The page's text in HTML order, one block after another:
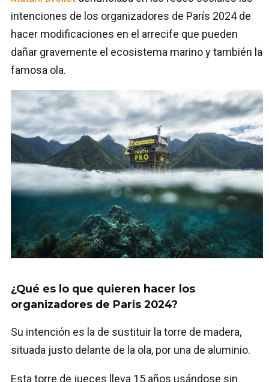
intenciones de los organizadores de París 2024 de
hacer modificaciones en el arrecife que pueden
dañar gravemente el ecosistema marino y también la
famosa ola.
¿Qué es lo que quieren hacer los
organizadores de Paris 2024?
Su intención es la de sustituir la torre de madera,
situada justo delante de la ola, por una de aluminio.
Esta torre de jueces lleva 15 años usándose sin